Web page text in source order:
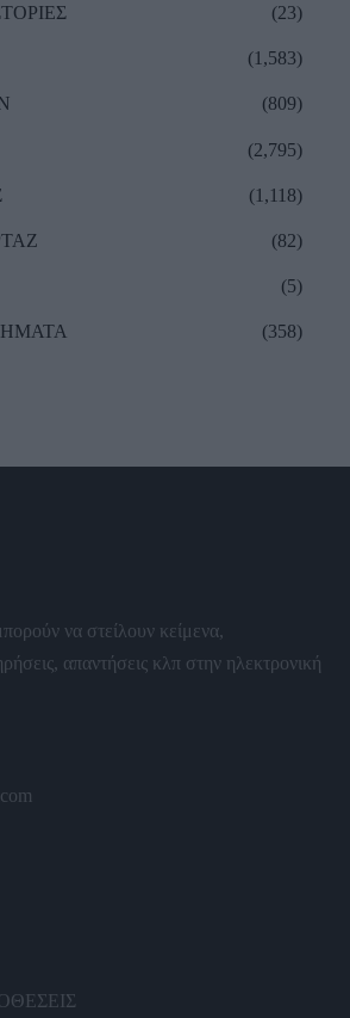
(23)
(1,583)
(809)
(2,795)
(1,118)
(82)
(5)
(358)
να στείλουν κείμενα,
απαντήσεις κλπ στην ηλεκτρονική